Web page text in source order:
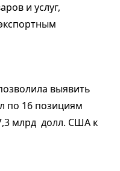
и услуг,
выявить
по 16 позициям
млрд долл. США к